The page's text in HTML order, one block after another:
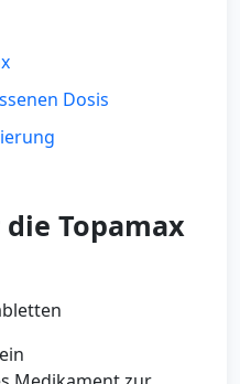
Dosis
Topamax